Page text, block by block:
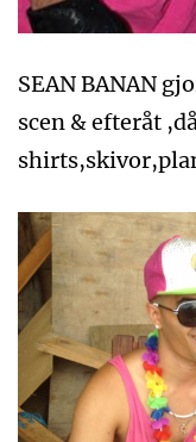
SEAN BANAN
scen & efteråt